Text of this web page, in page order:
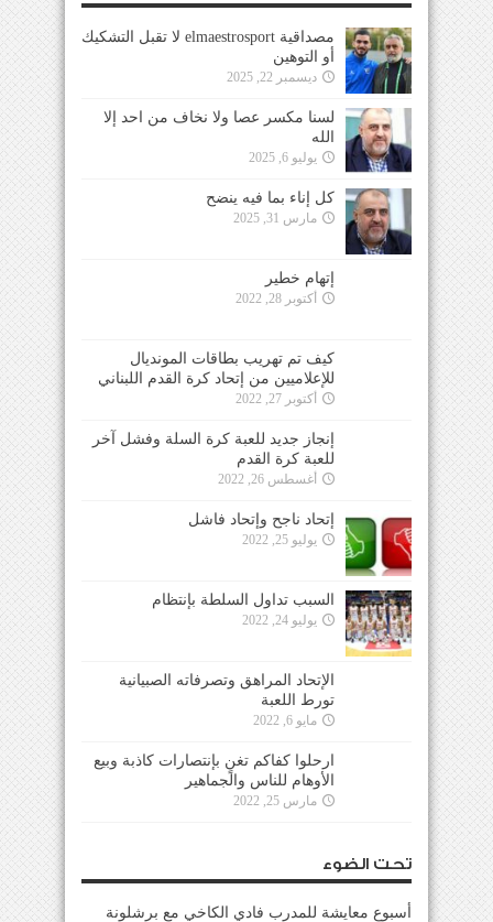
مصداقية elmaestrosport لا تقبل التشكيك
أو التوهين
ديسمبر 22, 2025
لسنا مكسر عصا ولا نخاف من احد إلا
الله
يوليو 6, 2025
كل إناء بما فيه ينضح
مارس 31, 2025
إتهام خطير
أكتوبر 28, 2022
كيف تم تهريب بطاقات المونديال
للإعلاميين من إتحاد كرة القدم اللبناني
أكتوبر 27, 2022
إنجاز جديد للعبة كرة السلة وفشل آخر
للعبة كرة القدم
أغسطس 26, 2022
إتحاد ناجح وإتحاد فاشل
يوليو 25, 2022
السبب تداول السلطة بإنتظام
يوليو 24, 2022
الإتحاد المراهق وتصرفاته الصبيانية
تورط اللعبة
مايو 6, 2022
ارحلوا كفاكم تغنٍ بإنتصارات كاذبة وبيع
الأوهام للناس والجماهير
مارس 25, 2022
تحت الضوء
أسبوع معايشة للمدرب فادي الكاخي مع برشلونة